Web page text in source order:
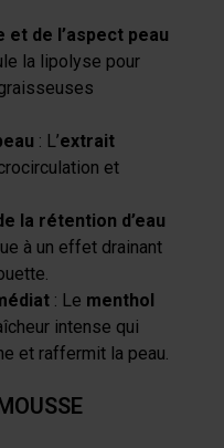
et de l’aspect peau
la lipolyse pour
: L’extrait
et
la rétention d’eau
à un effet drainant
: Le menthol
intense qui
et raffermit la peau.